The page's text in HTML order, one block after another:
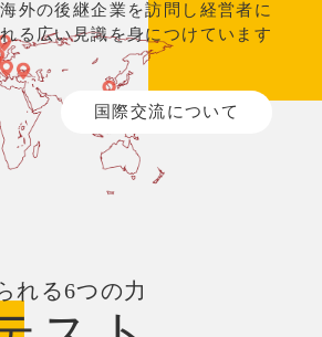
海外の後継企業を訪問し経営者に
る広い見識を身につけています
国際交流について
れる6つの力